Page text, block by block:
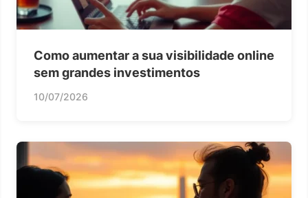
Como aumentar a sua visibilidade online
sem grandes investimentos
10/07/2026